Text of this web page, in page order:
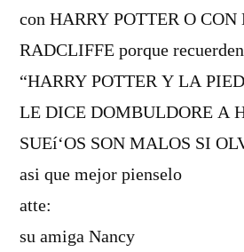
con HARRY POTTER O
RADCLIFFE porque
“HARRY POTTER Y LA
LE DICE DOMBULDORE A
SUEí‘OS SON MALOS SI
asi que mejor pienselo
atte:
su amiga Nancy